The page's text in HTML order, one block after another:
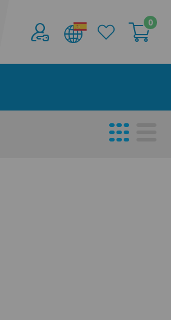
de de 500 Profesionales de
0